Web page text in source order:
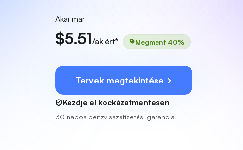
Akár már
$5.51/akiért* Megment 40%
Tervek megtekintése
Kezdje el kockázatmentesen
30 napos pénzvisszafizetési garancia